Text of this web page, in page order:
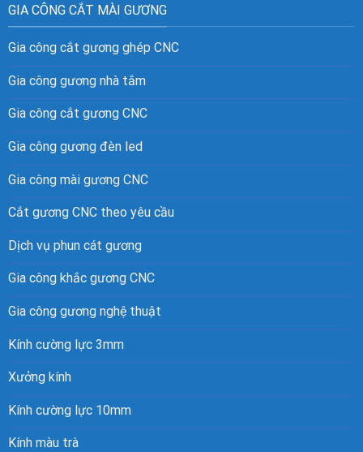
GIA CÔNG CẮT MÀI GƯƠNG
Gia công cắt gương ghép CNC
Gia công gương nhà tắm
Gia công cắt gương CNC
Gia công gương đèn led
Gia công mài gương CNC
Cắt gương CNC theo yêu cầu
Dịch vụ phun cát gương
Gia công khắc gương CNC
Gia công gương nghệ thuật
Kính cường lực 3mm
Xưởng kính
Kính cường lực 10mm
Kính màu trà